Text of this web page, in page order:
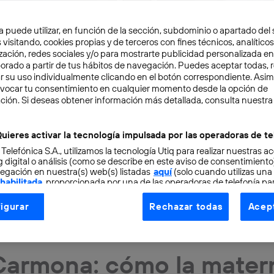
cómo la
puede utilizar, en función de la sección, subdominio o apartado del
visitando, cookies propias y de terceros con fines técnicos,
redes sociales y/o para mostrarte publicidad personalizada
a partir de tus hábitos de navegación. Puedes aceptar todas,
su uso individualmente clicando en el botón correspondiente.
tu consentimiento en cualquier momento desde la opción de
Si deseas obtener información más detallada, consulta nuestra
activar la tecnología impulsada por las operadoras de
S.A., utilizamos la tecnología Utiq para realizar nuestras
digital o análisis (como se describe en este aviso de
en nuestra(s) web(s) listadas aquí(solo cuando utilizas una
, proporcionada por una de las operadoras de telefonía
consentimiento en cada página web).
Utiq está diseñada con la privacidad como prioridad
la conexión que utilizas (p. ej., número de teléfono móvil).
Rechazar todas